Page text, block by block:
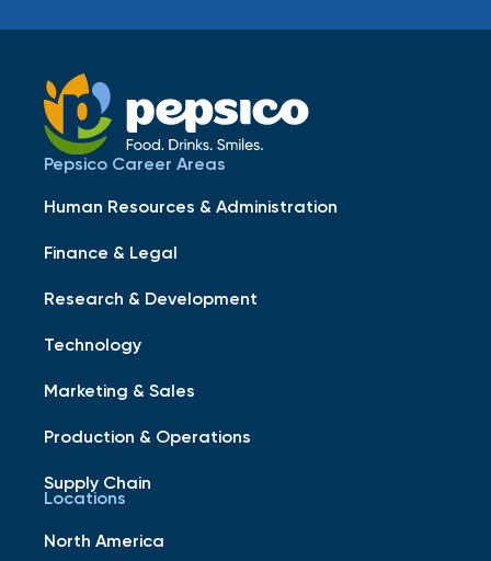
Pepsico Career Areas
Human Resources & Administration
Finance & Legal
Research & Development
Technology
Marketing & Sales
Production & Operations
Supply Chain
Locations
North America